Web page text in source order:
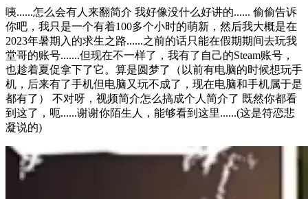
咦......怎么会有人来翻简介 我好像没什么好讲的...... 偷偷告诉
你吧，我只是一个有着100多个小时的萌新，然后我大概是在
2023年暑期入的求生之路......之前的话只能在假期期间去玩我
堂哥的账号.......但现在不一样了，我有了自己的Steam账号，
也趁着夏促拿下了它。算是圆梦了（以前有电脑的时候想玩手
机，后来有了手机但电脑又玩不成了，现在电脑和手机属于是
都有了） 不对呀，视频简介怎么搞成个人简介了 既然你都看
到这了，呃......谢谢你陌生人，能够看到这里......(这是符恋悲
凝说的)